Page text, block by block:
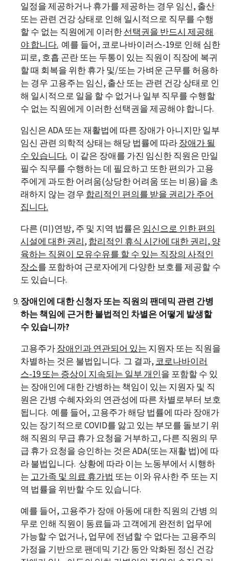
일정을 제공하거나 휴가를 제공하는 경우 임신, 출산
또는 관련 건강 상태로 인해 일시적으로 직무를 수행
할 수 없는 직원에게 이러한선택권을 반드시 제공해
야 합니다. 예를 들어, 코로나바이러스-19로 인해 심한
피로, 호흡 곤란 또는 두통이 있는 직원이 직장에 복귀
할 때 회복을 위한 휴가 및/또는 가벼운 근무를 허용하
는 경우 고용주는 임신, 출산 또는 관련 건강 상태로 인
해 일시적으로 일을 할 수 없거나 일부 직무를 수행할
수 없는 직원에게 이러한 선택권을 제공해야 합니다.
임신은 ADA 또는 재활법에 따른 장애가 아니지만 일부
임신 관련 의학적 상태는 해당 법률에 따라장애가 될
수 있습니다. 이 같은 장애를 가진 임신한 직원은 만일
필수 직무를 수행하는 데 필요하고 또한 편의가 고용
주에게 과도한 어려움(상당한 어려움 또는 비용)을 초
래하지 않는 경우 합리적인 편의를 받을 권리가 주어
집니다.
다른 (미)연방, 주 및 지역 법률은 임신으로 인한 편의
시설에 대한 권리, 합리적인 휴식 시간에 대한 권리, 양
육하는 직원이 모유수유를 할 수 있는 직장의 사적인
장소를 포함하여 근로자에게 다양한 보호를 제공할 수
도 있습니다.
장애인에 대한 신청자 또는 직원의 팬데믹 관련 간병
하는 책임에 근거한 불법적인 차별은 어떻게 발생할
수 있습니까?
고용주가장애인과연관되어 있는 지원자 또는 직원을
차별하는 것은 불법입니다. 그 결과, 코로나바이러
스-19또는 증상이 지속되는 일부 개인을 포함할 수 있
는 장애인에 대한 간병하는 책임이 있는 지원자 및 직
원은 간병 수혜자와의 연관성에 따른 차별로부터 보호
됩니다. 예를 들어, 고용주가 해당 법률에 따라 장애가
있는 장기적으로 COVID를 앓고 있는 부모를 돌보기 위
해 직원의 무급 휴가 요청을 거부하고, 다른 직원의 무
급 휴가 요청을 승인하는 것은 ADA(또는 재활 법)에 따
라 불법입니다. 상황에 따라 이는 노동부에서 시행하
는 고가족 및 의료 휴가법 또는 이와 유사한 주 또는 지
역 법률을 위반할 수도 있습니다.
예를 들어, 고용주가 장애 아동에 대한 직원의 간병 의
무로 인해 직원이 동료들과 고객에게 완전히 업무에
가능할 수 없거나, 업무에 전념할 수 없다는 고용주의
가정을 기반으로 팬데믹 기간 동안 악화된 정신 건강